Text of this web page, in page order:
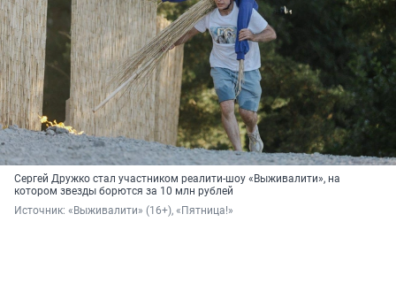
Сергей Дружко стал участником реалити-шоу «Выживалити», на
котором звезды борются за 10 млн рублей
Источник: «Выживалити» (16+), «Пятница!»